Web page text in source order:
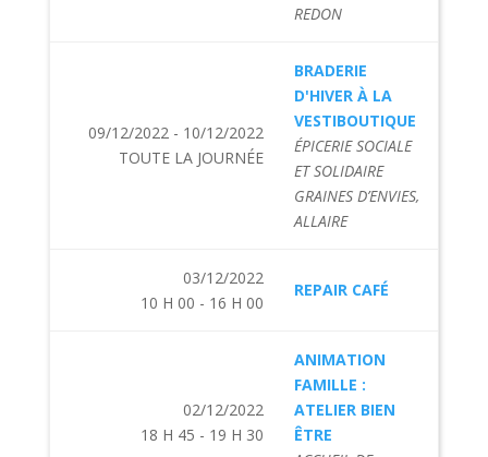
REDON
09/12/2022 - 10/12/2022
TOUTE LA JOURNÉE
BRADERIE
D'HIVER À LA
VESTIBOUTIQUE
ÉPICERIE SOCIALE
ET SOLIDAIRE
GRAINES D’ENVIES,
ALLAIRE
03/12/2022
10 H 00 - 16 H 00
REPAIR CAFÉ
02/12/2022
18 H 45 - 19 H 30
ANIMATION
FAMILLE :
ATELIER BIEN
ÊTRE